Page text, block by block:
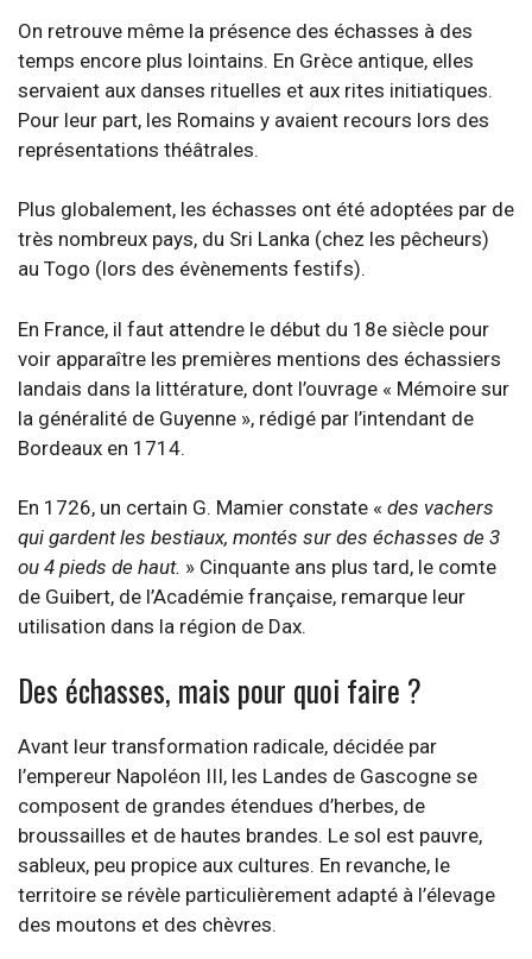
On retrouve même la présence des échasses à des
temps encore plus lointains. En Grèce antique, elles
servaient aux danses rituelles et aux rites initiatiques.
Pour leur part, les Romains y avaient recours lors des
représentations théâtrales.
Plus globalement, les échasses ont été adoptées par de
très nombreux pays, du Sri Lanka (chez les pêcheurs)
au Togo (lors des évènements festifs).
En France, il faut attendre le début du 18e siècle pour
voir apparaître les premières mentions des échassiers
landais dans la littérature, dont l’ouvrage « Mémoire sur
la généralité de Guyenne », rédigé par l’intendant de
Bordeaux en 1714.
En 1726, un certain G. Mamier constate « des vachers
qui gardent les bestiaux, montés sur des échasses de 3
ou 4 pieds de haut. » Cinquante ans plus tard, le comte
de Guibert, de l’Académie française, remarque leur
utilisation dans la région de Dax.
Des échasses, mais pour quoi faire ?
Avant leur transformation radicale, décidée par
l’empereur Napoléon III, les Landes de Gascogne se
composent de grandes étendues d’herbes, de
broussailles et de hautes brandes. Le sol est pauvre,
sableux, peu propice aux cultures. En revanche, le
territoire se révèle particulièrement adapté à l’élevage
des moutons et des chèvres.